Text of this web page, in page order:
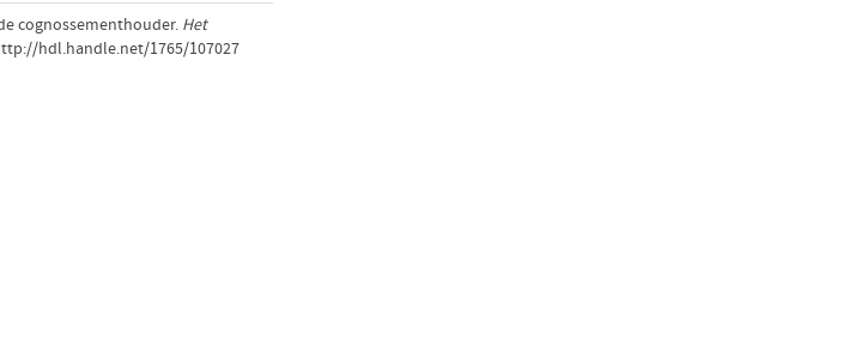
cognossementhouder. Het
hdl.handle.net/1765/107027